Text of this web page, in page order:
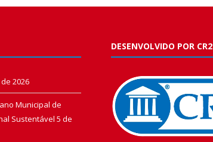
2026
Municipal de
Sustentável 5 de
DESENVOLVIDO POR CR2